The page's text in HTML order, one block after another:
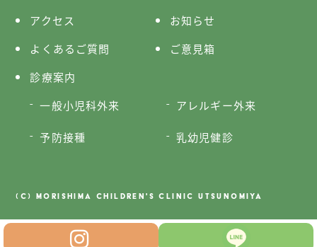
アクセス
お知らせ
よくあるご質問
ご意見箱
診療案内
一般小児科外来
アレルギー外来
予防接種 乳幼児健診
(C) MORISHIMA CHILDREN'S CLINIC UTSUNOMIYA